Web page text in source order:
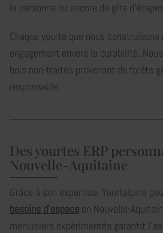
la personne ou encore de gîte
Chaque yourte que nous construisons
engagement envers la durabilité.
bois non-traités provenant de forêts
responsable.
Des yourtes ERP
Nouvelle-Aquitaine
Grâce à son expertise, Yourtalpine
besoins d'espace en Nouvelle-
menuisiers expérimentés garantit